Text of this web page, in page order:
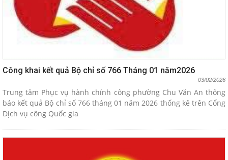
Công khai kết quả Bộ chỉ số 766 Tháng 01 năm2026
03/02/2026
Trung tâm Phục vụ hành chính công phường Chu Văn An thông
báo kết quả Bộ chỉ số 766 tháng 01 năm 2026 thống kê trên Cổng
Dịch vụ công Quốc gia